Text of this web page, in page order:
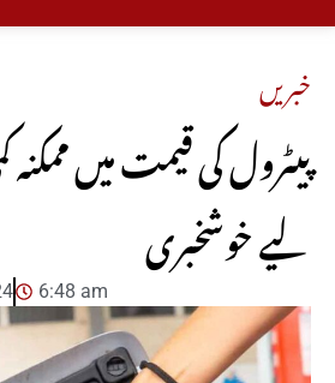
خبریں
پیٹرول کی قیمت میں
لیے خوشخبری
6:48 am